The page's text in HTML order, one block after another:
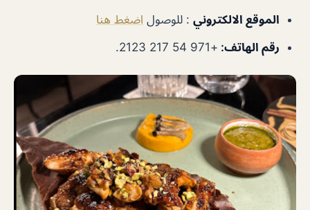
الموقع الالكتروني : للوصول اضغط هنا
رقم الهاتف:
+971 54 217 2123.